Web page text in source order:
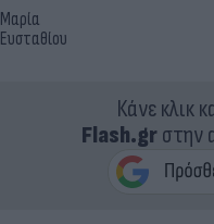
Μαρία
Ευσταθίου
Κάνε κλικ
Flash.grστην